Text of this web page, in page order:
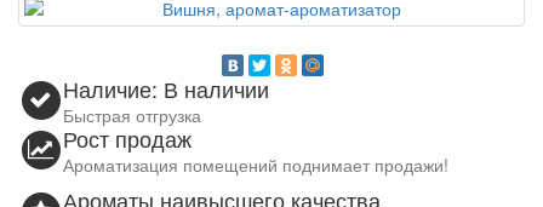
Наличие: В наличии
Быстрая отгрузка
Рост продаж
Ароматизация помещений поднимает продажи!
Ароматы наивысшего качества